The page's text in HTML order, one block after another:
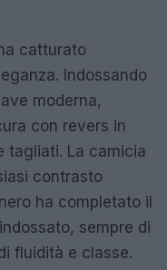
catturato
Indossando
moderna,
con revers in
tagliati. La camicia
contrasto
nero ha completato il
sempre di
fluidità e classe.